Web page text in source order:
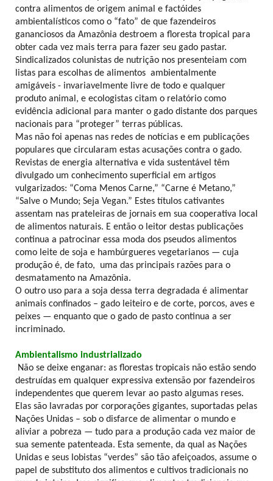
contra alimentos de origem animal e factóides
ambientalísticos como o “fato” de que fazendeiros
gananciosos da Amazônia destroem a floresta tropical para
obter cada vez mais terra para fazer seu gado pastar.
Sindicalizados colunistas de nutrição nos presenteiam com
listas para escolhas de alimentos ambientalmente
amigáveis - invariavelmente livre de todo e qualquer
produto animal, e ecologistas citam o relatório como
evidência adicional para manter o gado distante dos parques
nacionais para “proteger” terras públicas.
Mas não foi apenas nas redes de notícias e em publicações
populares que circularam estas acusações contra o gado.
Revistas de energia alternativa e vida sustentável têm
divulgado um conhecimento superficial em artigos
vulgarizados: “Coma Menos Carne,” “Carne é Metano,”
“Salve o Mundo; Seja Vegan.” Estes títulos cativantes
assentam nas prateleiras de jornais em sua cooperativa local
de alimentos naturais. E então o leitor destas publicações
continua a patrocinar essa moda dos pseudos alimentos
como leite de soja e hambúrgueres vegetarianos — cuja
produção é, de fato, uma das principais razões para o
desmatamento na Amazônia.
O outro uso para a soja dessa terra degradada é alimentar
animais confinados – gado leiteiro e de corte, porcos, aves e
peixes — enquanto que o gado de pasto continua a ser
incriminado.
Ambientalismo industrializado
Não se deixe enganar: as florestas tropicais não estão sendo
destruídas em qualquer expressiva extensão por fazendeiros
independentes que querem levar ao pasto algumas reses.
Elas são lavradas por corporações gigantes, suportadas pelas
Nações Unidas – sob o disfarce de alimentar o mundo e
aliviar a pobreza — tudo para a produção cada vez maior de
sua semente patenteada. Esta semente, da qual as Nações
Unidas e seus lobistas “verdes” são tão afeiçoados, assume o
papel de substituto dos alimentos e cultivos tradicionais no